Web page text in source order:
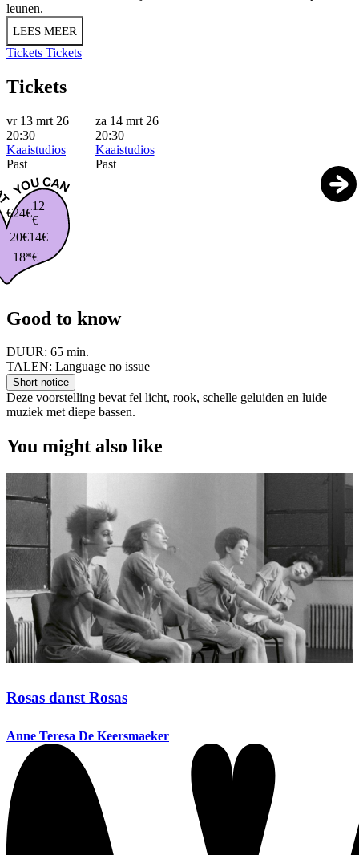
leunen.
LEES MEER
Tickets Tickets
Tickets
vr 13 mrt 26
20:30
Kaaistudios
Past
za 14 mrt 26
20:30
Kaaistudios
Past
€24€
20€
18*€
14€
12
€
Good to know
DUUR: 65 min.
TALEN: Language no issue
Short notice
Deze voorstelling bevat fel licht, rook, schelle geluiden en luide
muziek met diepe bassen.
You might also like
Rosas danst Rosas
Anne Teresa De Keersmaeker